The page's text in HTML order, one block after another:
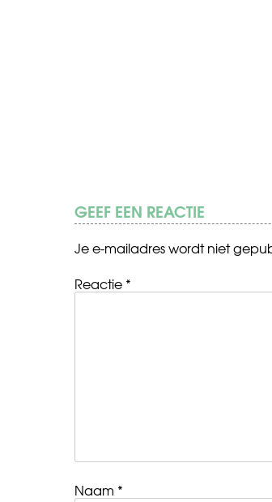
GEEF EEN REACTIE
Je e-mailadres wordt niet
Reactie *
Naam *